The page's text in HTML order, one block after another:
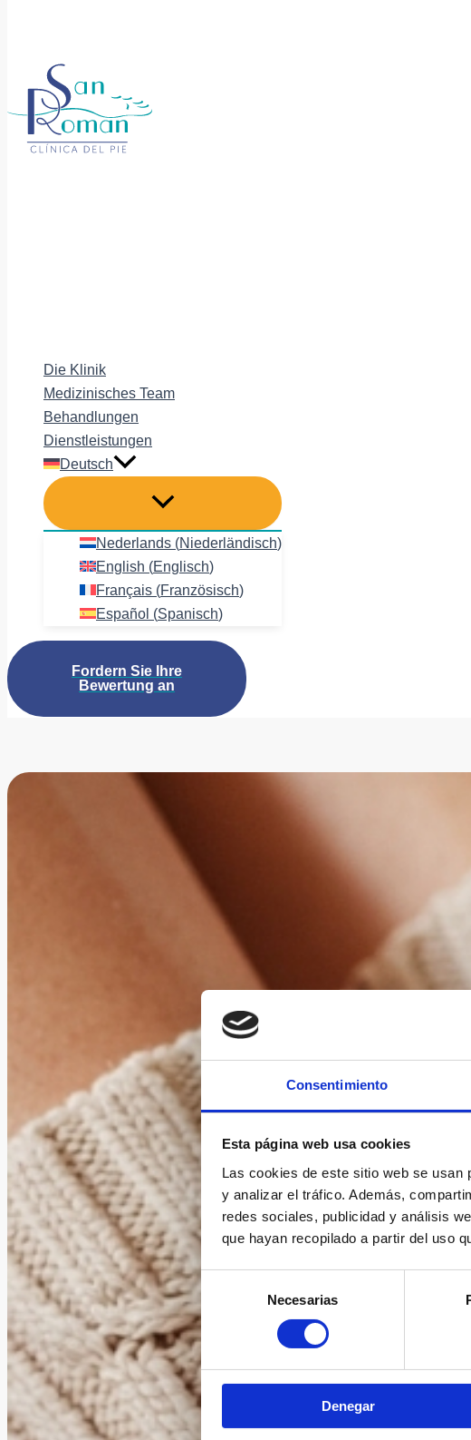
Consentimiento
Esta página web usa cookies
Las cookies de este sitio web se usan
y analizar el tráfico. Además,
redes sociales, publicidad y análisis
que hayan recopilado a partir del uso
Selección
consentimiento
Necesarias
Denegar
Die Klinik
Medizinisches Team
Behandlungen
Dienstleistungen
Deutsch
Nederlands (Niederländisch)
English (Englisch)
Français (Französisch)
Español (Spanisch)
Fordern Sie Ihre
Bewertung an